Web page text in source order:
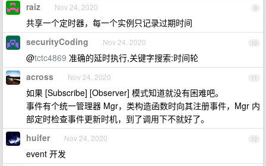
9
raiz Nov 24, 2020
共享一个定时器，每一个实例只记录过期时间
10
securityCoding Nov 24, 2020
@tctc4869 准确的延时执行,关键字搜索:时间轮
11
across Nov 24, 2020
如果 [Subscribe] [Observer] 模式知道就没有困难吧。
事件有个统一管理器 Mgr，类构造函数时向其注册事件，Mgr 内
部定时检查事件更新时机，到了调用下不就好了。
12
huifer Nov 24, 2020
event 开发